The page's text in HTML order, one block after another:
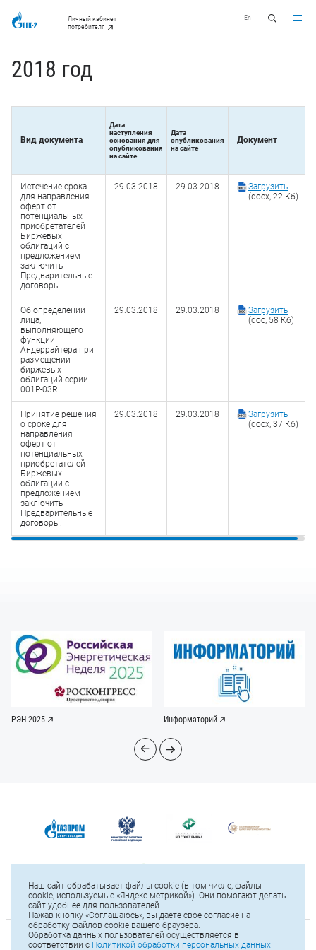
Личный кабинет
потребителя
En
2018 год
Вид документа
Дата
наступления
основания для
опубликования
на сайте
Дата
опубликования
на сайте
Документ
Истечение срока
для направления
оферт от
потенциальных
приобретателей
Биржевых
облигаций с
предложением
заключить
Предварительные
договоры.
29.03.2018 29.03.2018
Загрузить
(docx, 22 Кб)
Об определении
лица,
выполняющего
функции
Андеррайтера при
размещении
биржевых
облигаций серии
001P-03R.
29.03.2018 29.03.2018
Загрузить
(doc, 58 Кб)
Принятие решения
о сроке для
направления
оферт от
потенциальных
приобретателей
Биржевых
облигации с
предложением
заключить
Предварительные
договоры.
29.03.2018 29.03.2018
Загрузить
(docx, 37 Кб)
РЭН-2025 Информаторий
© 2025 ПАО «ОГК-2»
Наш сайт обрабатывает файлы cookie (в том числе, файлы
cookie, используемые «Яндекс-метрикой»). Они помогают делать
сайт удобнее для пользователей.
Нажав кнопку «Соглашаюсь», вы даете свое согласие на
обработку файлов cookie вашего браузера.
Обработка данных пользователей осуществляется в
соответствии с Политикой обработки персональных данных